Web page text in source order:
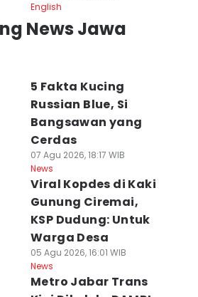
English
News Jawa
5 Fakta Kucing
Russian Blue, Si
Bangsawan yang
Cerdas
07 Agu 2026, 18:17 WIB
News
Viral Kopdes di Kaki
Gunung Ciremai,
KSP Dudung: Untuk
Warga Desa
05 Agu 2026, 16:01 WIB
News
Metro Jabar Trans